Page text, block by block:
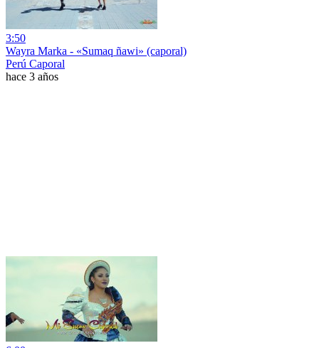
3:50
Wayra Marka - «Sumaq ñawi» (caporal)
Perú Caporal
hace 3 años